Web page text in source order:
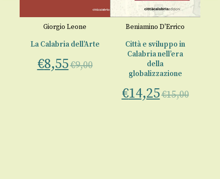
Giorgio Leone
La Calabria dell’Arte
€8,55€9,00
Beniamino D'Errico
Città e sviluppo in
Calabria nell’era
della
globalizzazione
€14,25€15,00